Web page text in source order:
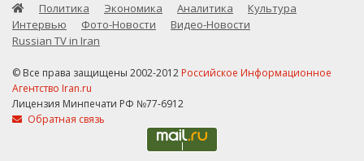
Политика Экономика Аналитика
Культура
Интервью
Фото-Новости
Видео-Новости
Russian TV in Iran
© Все права защищены 2002-2012 Российское Информационное
Агентство Iran.ru
Лицензия Минпечати РФ №77-6912
Обратная связь